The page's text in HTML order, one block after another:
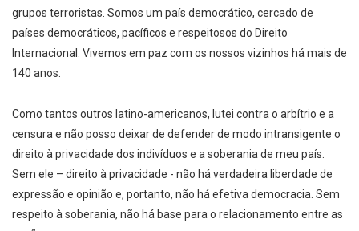
grupos terroristas. Somos um país democrático, cercado de
países democráticos, pacíficos e respeitosos do Direito
Internacional. Vivemos em paz com os nossos vizinhos há mais de
140 anos.
Como tantos outros latino-americanos, lutei contra o arbítrio e a
censura e não posso deixar de defender de modo intransigente o
direito à privacidade dos indivíduos e a soberania de meu país.
Sem ele – direito à privacidade - não há verdadeira liberdade de
expressão e opinião e, portanto, não há efetiva democracia. Sem
respeito à soberania, não há base para o relacionamento entre as